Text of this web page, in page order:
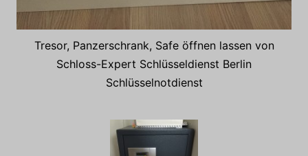
Tresor, Panzerschrank, Safe öffnen lassen von
Schloss-Expert Schlüsseldienst Berlin
Schlüsselnotdienst